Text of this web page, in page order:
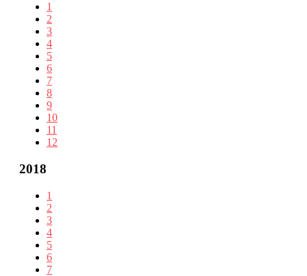
1
2
3
4
5
6
7
8
9
10
11
12
2018
1
2
3
4
5
6
7